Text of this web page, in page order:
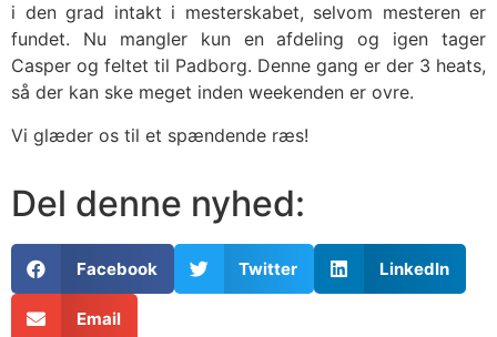
i den grad intakt i mesterskabet, selvom mesteren er
fundet. Nu mangler kun en afdeling og igen tager
Casper og feltet til Padborg. Denne gang er der 3 heats,
så der kan ske meget inden weekenden er ovre.
Vi glæder os til et spændende ræs!
Del denne nyhed:
Facebook Twitter LinkedIn
Email